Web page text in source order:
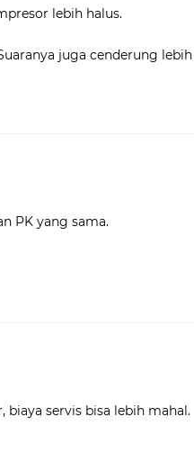
lebih halus.
juga cenderung lebih
PK yang sama.
servis bisa lebih mahal.